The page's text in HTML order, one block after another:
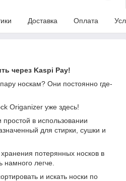
Доставка Оплата
через Kaspi Pay!
носкам? Они постоянно где-
Origanizer уже здесь!
в использовании
для стирки, сушки и
потерянных носков в
легче.
и искать носки по